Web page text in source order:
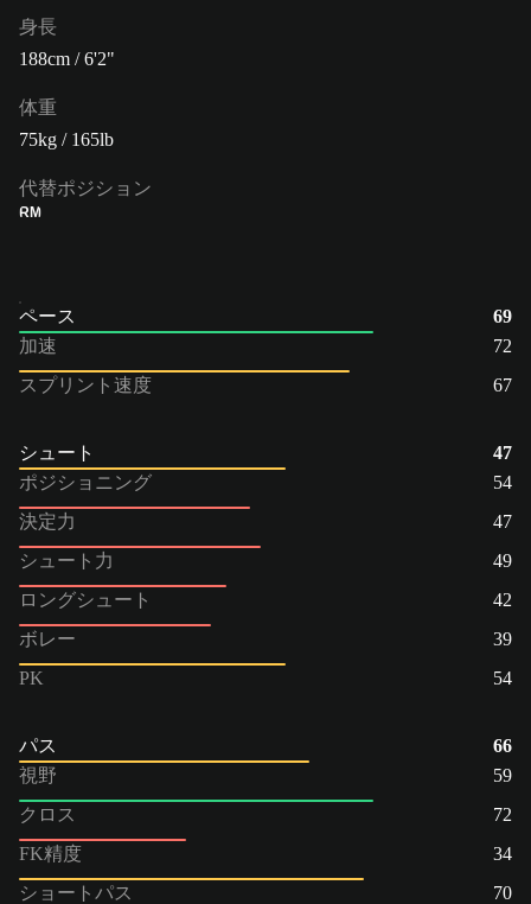
身長
188cm / 6'2"
体重
75kg / 165lb
代替ポジション
RM
ペース
69
加速
72
スプリント速度
67
シュート
47
ポジショニング
54
決定力
47
シュート力
49
ロングシュート
42
ボレー
39
PK
54
パス
66
視野
59
クロス
72
FK精度
34
ショートパス
70